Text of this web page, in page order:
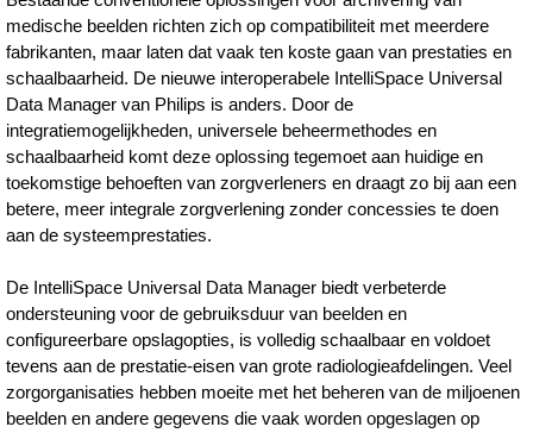
medische beelden richten zich op compatibiliteit met meerdere
fabrikanten, maar laten dat vaak ten koste gaan van prestaties en
schaalbaarheid. De nieuwe interoperabele IntelliSpace Universal
Data Manager van Philips is anders. Door de
integratiemogelijkheden, universele beheermethodes en
schaalbaarheid komt deze oplossing tegemoet aan huidige en
toekomstige behoeften van zorgverleners en draagt zo bij aan een
betere, meer integrale zorgverlening zonder concessies te doen
aan de systeemprestaties.
De IntelliSpace Universal Data Manager biedt verbeterde
ondersteuning voor de gebruiksduur van beelden en
configureerbare opslagopties, is volledig schaalbaar en voldoet
tevens aan de prestatie-eisen van grote radiologieafdelingen. Veel
zorgorganisaties hebben moeite met het beheren van de miljoenen
beelden en andere gegevens die vaak worden opgeslagen op